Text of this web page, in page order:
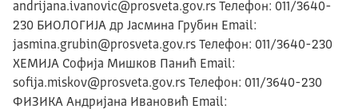
andrijana.ivanovic@prosveta.gov.rs Телефон: 011/3640-
230 БИОЛОГИЈА др Јасмина Грубин Email:
jasmina.grubin@prosveta.gov.rs Телефон: 011/3640-230
ХЕМИЈА Софија Мишков Панић Email:
sofija.miskov@prosveta.gov.rs Телефон: 011/3640-230
ФИЗИКА Андријана Ивановић Email: